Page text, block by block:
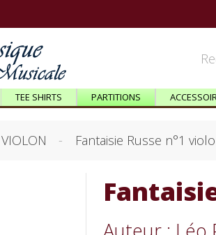
TEE SHIRTS PARTITIONS
VIOLON Fantaisie Russe n°1